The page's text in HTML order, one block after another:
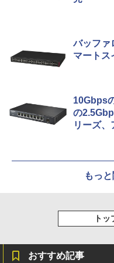
バッファ
マートス
10Gbps
の
リーズ、
もっ
ト
おすすめ記事